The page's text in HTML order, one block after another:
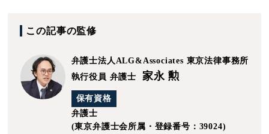
この記事の監修
弁護士法人ALG&Associates 東京法律事務所
執行役員 弁護士
家永 勲
保有資格
弁護士
(東京弁護士会所属・登録番号：39024)